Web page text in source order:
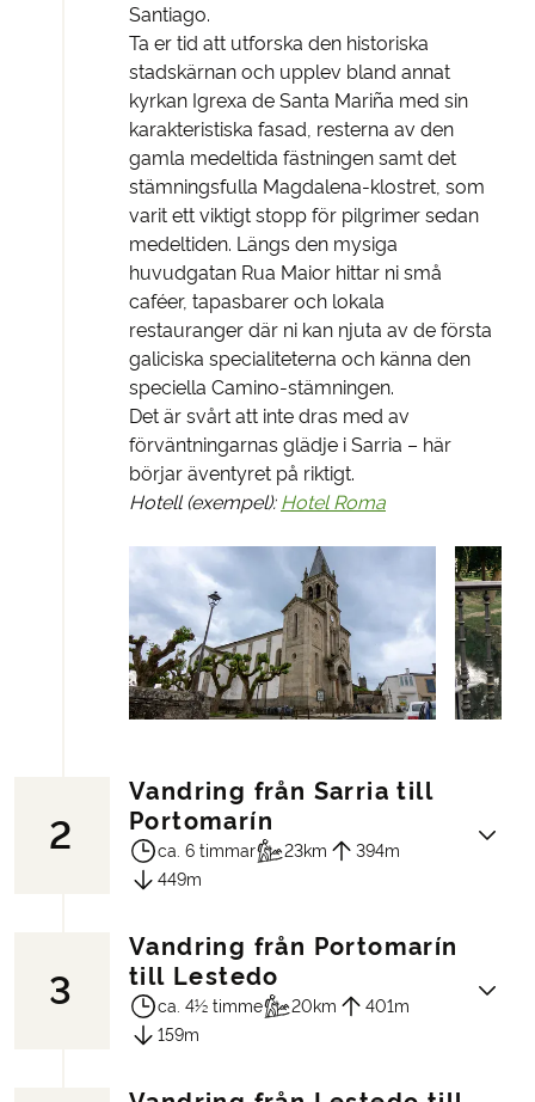
Santiago.
Ta er tid att utforska den historiska
stadskärnan och upplev bland annat
kyrkan Igrexa de Santa Mariña med sin
karakteristiska fasad, resterna av den
gamla medeltida fästningen samt det
stämningsfulla Magdalena-klostret, som
varit ett viktigt stopp för pilgrimer sedan
medeltiden. Längs den mysiga
huvudgatan Rua Maior hittar ni små
caféer, tapasbarer och lokala
restauranger där ni kan njuta av de första
galiciska specialiteterna och känna den
speciella Camino-stämningen.
Det är svårt att inte dras med av
förväntningarnas glädje i Sarria – här
börjar äventyret på riktigt.
Hotell (exempel): Hotel Roma
2
Vandring från Sarria till
Portomarín
ca. 6 timmar 23km
394m
449m
Dagens vandringsetapp tar er genom det
vackra galiciska landskapet där
Caminoleden slingrar sig mellan små
byar, gröna kullar och skogsområden
3
Vandring från Portomarín
till Lestedo
ca. 4½ timme 20km
401m
159m